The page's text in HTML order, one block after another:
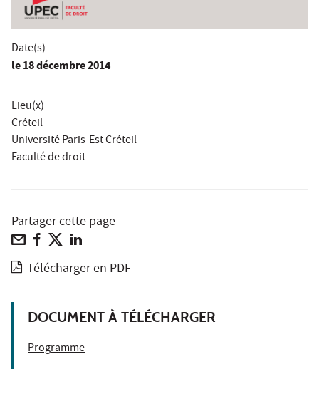
Date(s)
le18 décembre 2014
Lieu(x)
Créteil
Université Paris-Est Créteil
Faculté de droit
Partager cette page
Télécharger en PDF
DOCUMENT À TÉLÉCHARGER
Programme